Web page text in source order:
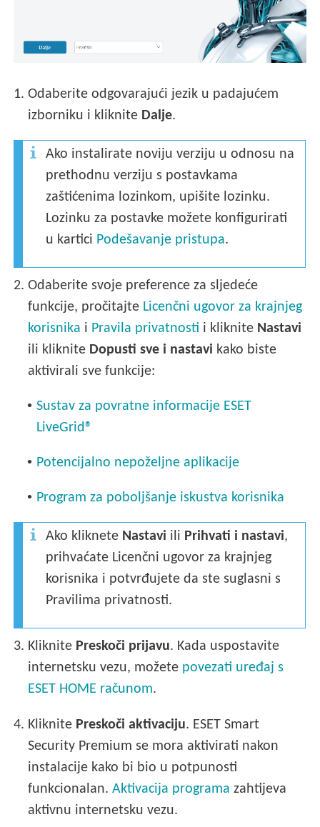
1. Odaberite odgovarajući jezik u padajućem
izborniku i kliknite Dalje.
Ako instalirate noviju verziju u odnosu na
prethodnu verziju s postavkama
zaštićenima lozinkom, upišite lozinku.
Lozinku za postavke možete konfigurirati
u kartici Podešavanje pristupa.
2. Odaberite svoje preference za sljedeće
funkcije, pročitajte Licenčni ugovor za krajnjeg
korisnika i Pravila privatnosti i kliknite Nastavi
ili kliknite Dopusti sve i nastavi kako biste
aktivirali sve funkcije:
• Sustav za povratne informacije ESET
LiveGrid®
• Potencijalno nepoželjne aplikacije
• Program za poboljšanje iskustva korisnika
Ako kliknete Nastavi ili Prihvati i nastavi,
prihvaćate Licenčni ugovor za krajnjeg
korisnika i potvrđujete da ste suglasni s
Pravilima privatnosti.
3. Kliknite Preskoči prijavu. Kada uspostavite
internetsku vezu, možete povezati uređaj s
ESET HOME računom.
4. Kliknite Preskoči aktivaciju. ESET Smart
Security Premium se mora aktivirati nakon
instalacije kako bi bio u potpunosti
funkcionalan.Aktivacija programa zahtijeva
aktivnu internetsku vezu.